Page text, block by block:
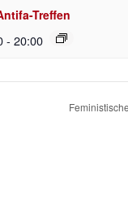
Treffen
- 20:00